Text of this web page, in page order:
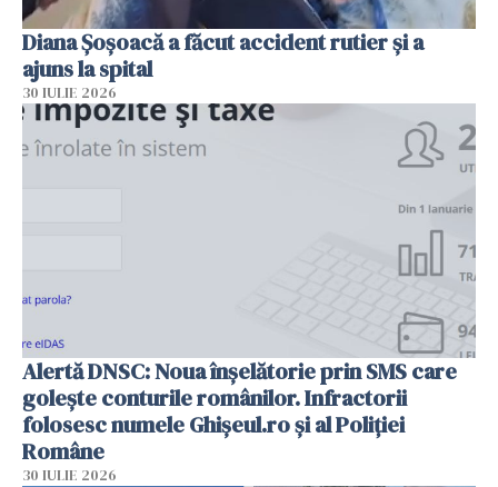
Diana Șoșoacă a făcut accident rutier și a
ajuns la spital
30 IULIE 2026
Alertă DNSC: Noua înșelătorie prin SMS care
golește conturile românilor. Infractorii
folosesc numele Ghișeul.ro și al Poliției
Române
30 IULIE 2026